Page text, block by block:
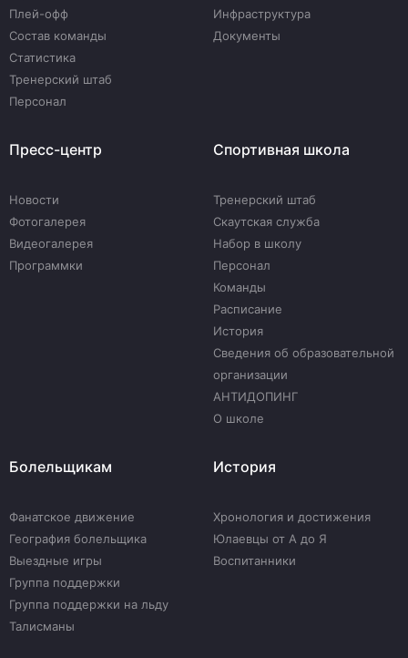
Плей-офф
Состав команды
Статистика
Тренерский штаб
Персонал
Инфраструктура
Документы
Пресс-центр
Новости
Фотогалерея
Видеогалерея
Программки
Спортивная школа
Тренерский штаб
Скаутская служба
Набор в школу
Персонал
Команды
Расписание
История
Сведения об образовательной
организации
АНТИДОПИНГ
О школе
Болельщикам
Фанатское движение
География болельщика
Выездные игры
Группа поддержки
Группа поддержки на льду
Талисманы
История
Хронология и достижения
Юлаевцы от А до Я
Воспитанники